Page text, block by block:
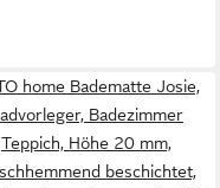
home Badematte Josie,
Badezimmer
Teppich, Höhe 20 mm,
beschichtet,